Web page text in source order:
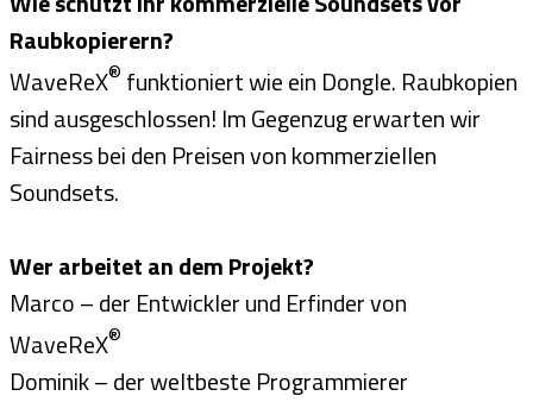
Raubkopierern?
WaveReX® funktioniert wie ein Dongle. Raubkopien
sind ausgeschlossen! Im Gegenzug erwarten wir
Fairness bei den Preisen von kommerziellen
Soundsets.
Wer arbeitet an dem Projekt?
Marco – der Entwickler und Erfinder von
WaveReX®
Dominik – der weltbeste Programmierer